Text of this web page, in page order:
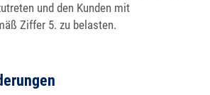
und den Kunden mit
Ziffer 5. zu belasten.